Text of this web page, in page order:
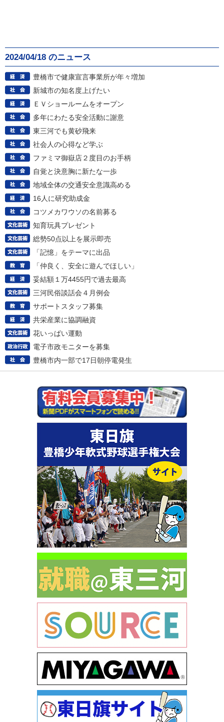
2024/04/18 のニュース
豊橋市で健康宣言事業所が年々増加
新城市の知名度上げたい
ＥＶショールームをオープン
多年にわたる安全活動に謝意
東三河でも黄砂飛来
社会人の心得など学ぶ
ファミマ御嶽店２度目のお手柄
自覚と決意胸に新たな一歩
地域全体の交通安全意識高める
16人に研究助成金
コツメカワウソの名前募る
知育玩具プレゼント
総勢50点以上を展示即売
「記憶」をテーマに出品
「仲良く、安全に遊んでほしい」
妥結額１万4455円で過去最高
三河民俗談話会４月例会
サポートスタッフ募集
共栄産業に協調融資
花いっぱい運動
電子市政モニターを募集
豊橋市内一部で17日朝停電発生